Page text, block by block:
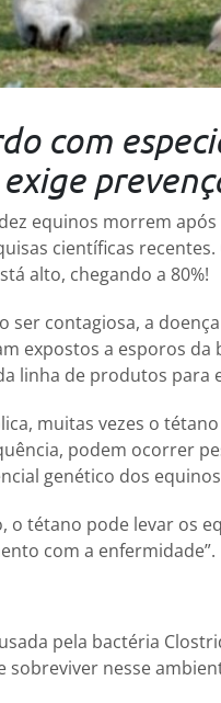
com
equinos morrem
científicas
alto, chegando a 80%!
ser contagiosa, a
expostos a esporos da
linha de produtos para
muitas vezes o
podem ocorrer
genético dos
o tétano pode levar os
com a enfermidade”.
pela bactéria
sobreviver nesse